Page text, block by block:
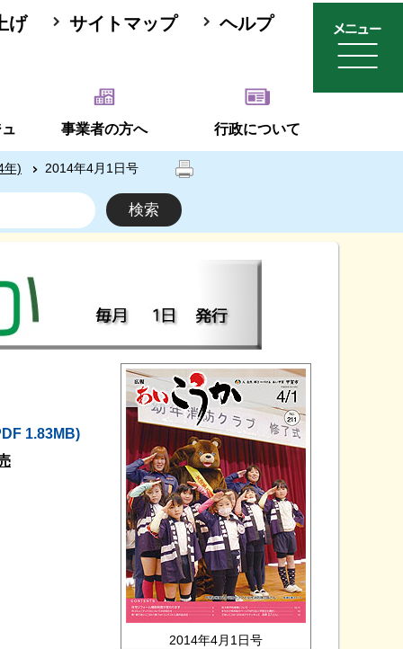
げ サイトマップ ヘルプ
事業者の方へ 行政について
年) 2014年4月1日号
2014年4月1日号
1.83MB)